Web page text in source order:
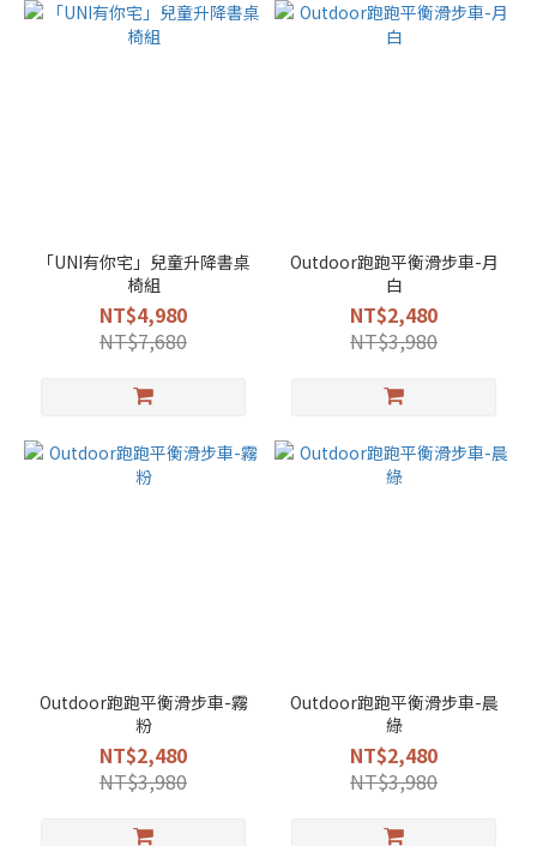
「UNI有你宅」兒童升降書桌
椅組
NT$4,980
NT$7,680
Outdoor跑跑平衡滑步車-月
白
NT$2,480
NT$3,980
Outdoor跑跑平衡滑步車-霧
粉
NT$2,480
NT$3,980
Outdoor跑跑平衡滑步車-晨
綠
NT$2,480
NT$3,980